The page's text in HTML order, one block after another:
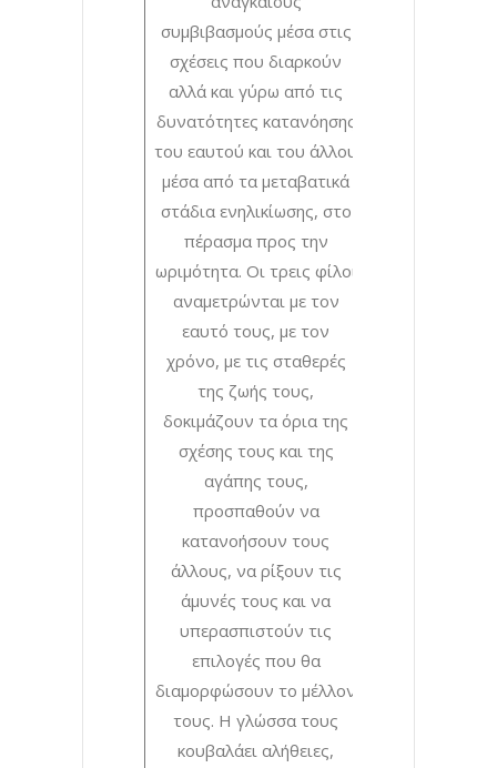
συμβιβασμούς μέσα στις
σχέσεις που διαρκούν
αλλά και γύρω από τις
δυνατότητες κατανόησης
του εαυτού και του άλλου
μέσα από τα μεταβατικά
στάδια ενηλικίωσης, στο
πέρασμα προς την
ωριμότητα. Οι τρεις φίλοι
αναμετρώνται με τον
εαυτό τους, με τον
χρόνο, με τις σταθερές
της ζωής τους,
δοκιμάζουν τα όρια της
σχέσης τους και της
αγάπης τους,
προσπαθούν να
κατανοήσουν τους
άλλους, να ρίξουν τις
άμυνές τους και να
υπερασπιστούν τις
επιλογές που θα
διαμορφώσουν το μέλλον
τους. Η γλώσσα τους
κουβαλάει αλήθειες,